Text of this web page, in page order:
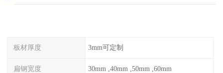
板材厚度 3mm可定制
扁钢宽度 30mm ,40mm ,50mm ,60mm